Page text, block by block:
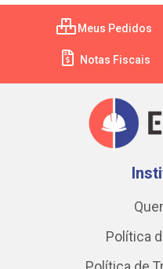
Meus Pedidos
Notas Fiscais
Política